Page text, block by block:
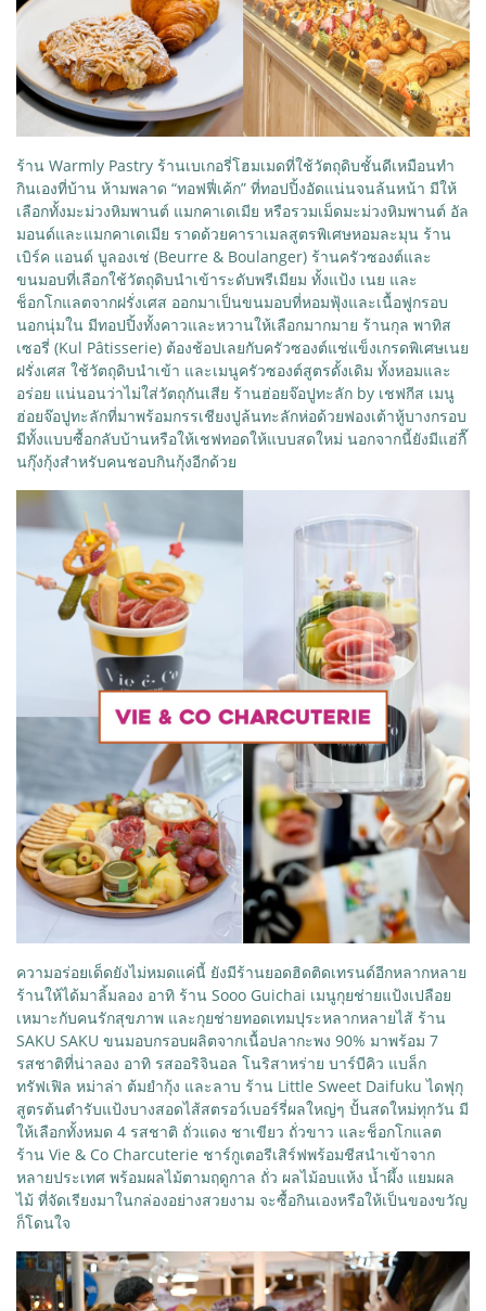
ร้าน Warmly Pastry ร้านเบเกอรี่โฮมเมดที่ใช้วัตถุดิบชั้นดีเหมือนทำ
กินเองที่บ้าน ห้ามพลาด “ทอฟฟี่เค้ก” ที่ทอปปิ้งอัดแน่นจนล้นหน้า มีให้
เลือกทั้งมะม่วงหิมพานต์ แมกคาเดเมีย หรือรวมเม็ดมะม่วงหิมพานต์ อัล
มอนด์และแมกคาเดเมีย ราดด้วยคาราเมลสูตรพิเศษหอมละมุน ร้าน
เบิร์ค แอนด์ บูลองเช่ (Beurre & Boulanger) ร้านครัวซองต์และ
ขนมอบที่เลือกใช้วัตถุดิบนำเข้าระดับพรีเมียม ทั้งแป้ง เนย และ
ช็อกโกแลตจากฝรั่งเศส ออกมาเป็นขนมอบที่หอมฟุ้งและเนื้อฟูกรอบ
นอกนุ่มใน มีทอปปิ้งทั้งคาวและหวานให้เลือกมากมาย ร้านกุล พาทิส
เซอรี่ (Kul Pâtisserie) ต้องช้อปเลยกับครัวซองต์แช่แข็งเกรดพิเศษเนย
ฝรั่งเศส ใช้วัตถุดิบนำเข้า และเมนูครัวซองต์สูตรดั้งเดิม ทั้งหอมและ
อร่อย แน่นอนว่าไม่ใส่วัตถุกันเสีย ร้านฮ่อยจ๊อปูทะลัก by เชฟกีส เมนู
ฮ่อยจ๊อปูทะลักที่มาพร้อมกรรเชียงปูล้นทะลักห่อด้วยฟองเต้าหู้บางกรอบ
มีทั้งแบบซื้อกลับบ้านหรือให้เชฟทอดให้แบบสดใหม่ นอกจากนี้ยังมีแฮ่กื๊
นกุ๊งกุ้งสำหรับคนชอบกินกุ้งอีกด้วย
ความอร่อยเด็ดยังไม่หมดแค่นี้ ยังมีร้านยอดฮิดติดเทรนด์อีกหลากหลาย
ร้านให้ได้มาลิ้มลอง อาทิ ร้าน Sooo Guichai เมนูกุยช่ายแป้งเปลือย
เหมาะกับคนรักสุขภาพ และกุยช่ายทอดเทมปุระหลากหลายไส้ ร้าน
SAKU SAKU ขนมอบกรอบผลิตจากเนื้อปลากะพง 90% มาพร้อม 7
รสชาติที่น่าลอง อาทิ รสออริจินอล โนริสาหร่าย บาร์บีคิว แบล็ก
ทรัฟเฟิล หม่าล่า ต้มยำกุ้ง และลาบ ร้าน Little Sweet Daifuku ไดฟุกุ
สูตรต้นตำรับแป้งบางสอดไส้สตรอว์เบอร์รี่ผลใหญ่ๆ ปั้นสดใหม่ทุกวัน มี
ให้เลือกทั้งหมด 4 รสชาติ ถั่วแดง ชาเขียว ถั่วขาว และช็อกโกแลต
ร้าน Vie & Co Charcuterie ชาร์กูเตอรีเสิร์ฟพร้อมชีสนำเข้าจาก
หลายประเทศ พร้อมผลไม้ตามฤดูกาล ถั่ว ผลไม้อบแห้ง น้ำผึ้ง แยมผล
ไม้ ที่จัดเรียงมาในกล่องอย่างสวยงาม จะซื้อกินเองหรือให้เป็นของขวัญ
ก็โดนใจ